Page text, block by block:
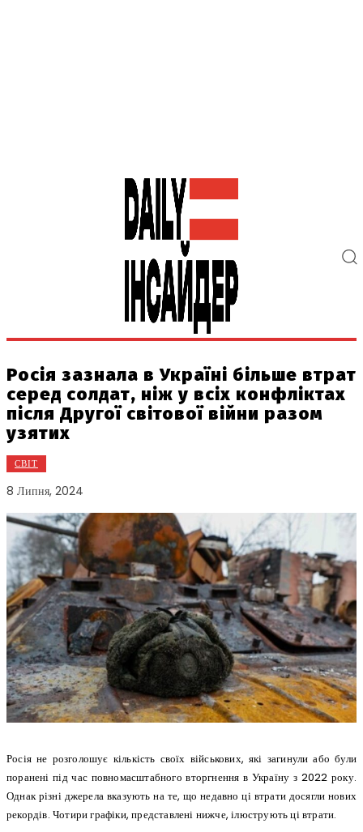
Росія зазнала в Україні більше втрат
серед солдат, ніж у всіх конфліктах
після Другої світової війни разом
узятих
СВІТ
8 Липня, 2024
Росія не розголошує кількість своїх військових, які загинули або були
поранені під час повномасштабного вторгнення в Україну з 2022 року.
Однак різні джерела вказують на те, що недавно ці втрати досягли нових
рекордів. Чотири графіки, представлені нижче, ілюструють ці втрати.